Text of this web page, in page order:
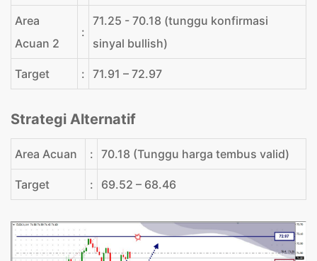
Area
Acuan 2
:
71.25 - 70.18 (tunggu konfirmasi
sinyal bullish)
Target : 71.91 – 72.97
Strategi Alternatif
Area Acuan : 70.18 (Tunggu harga tembus valid)
Target : 69.52 – 68.46